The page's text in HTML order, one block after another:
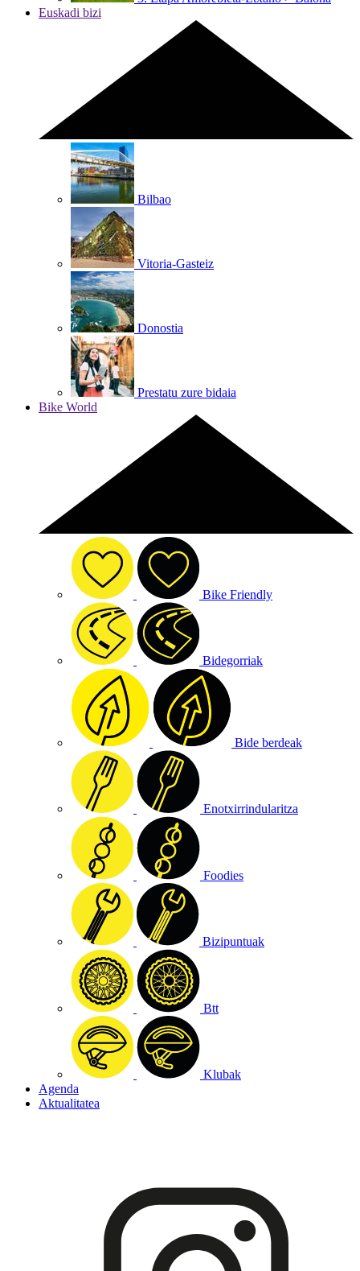
Euskadi bizi
Bilbao
Vitoria-Gasteiz
Donostia
Prestatu zure bidaia
Bike World
Bike Friendly
Bidegorriak
Bide berdeak
Enotxirrindularitza
Foodies
Bizipuntuak
Btt
Klubak
Agenda
Aktualitatea